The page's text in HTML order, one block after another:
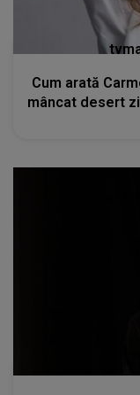
Cum arată
mâncat desert